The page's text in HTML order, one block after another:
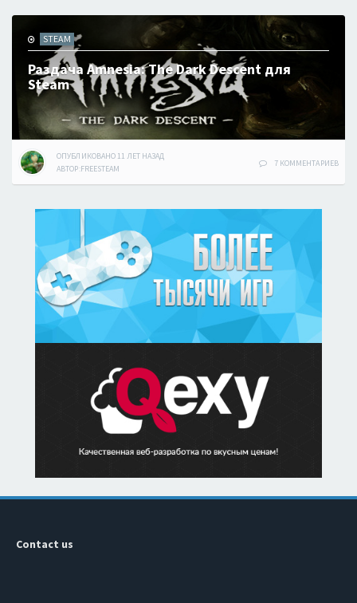
STEAM
Раздача Amnesia: The Dark Descent для
Steam
ОПУБЛИКОВАНО 11 ЛЕТНАЗАД
АВТОР:FREESTEAM
7 КОММЕНТАРИЕВ
Contact us